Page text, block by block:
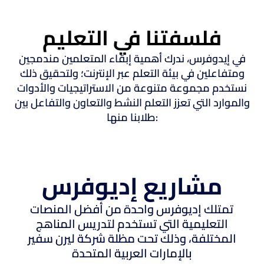
فلسفتنا في التعليم
في إيدوفرس، ندرك أهمية إبقاء المتعلمين مندمجين
ومتفاعلين في بيئة التعلم عبر الإنترنت؛ ولتحقيق ذلك
نستخدم مجموعة متنوعة من الاستراتيجيات والأدوات
والموارد التي تعزز التعلم النشط والتعاون والتفاعل بين
طلابنا منها:
مشاريع إديوفرس
تمتلك إديوفرس واحدة من أفضل المنصات
التعليمية التي تستخدم لتدريس المناهج
المختلفة، وذلك تحت مظلة شركة ليرن سفير
بالإمارات العربية المتحدة